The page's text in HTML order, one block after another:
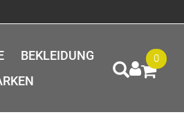
BEKLEIDUNG
0